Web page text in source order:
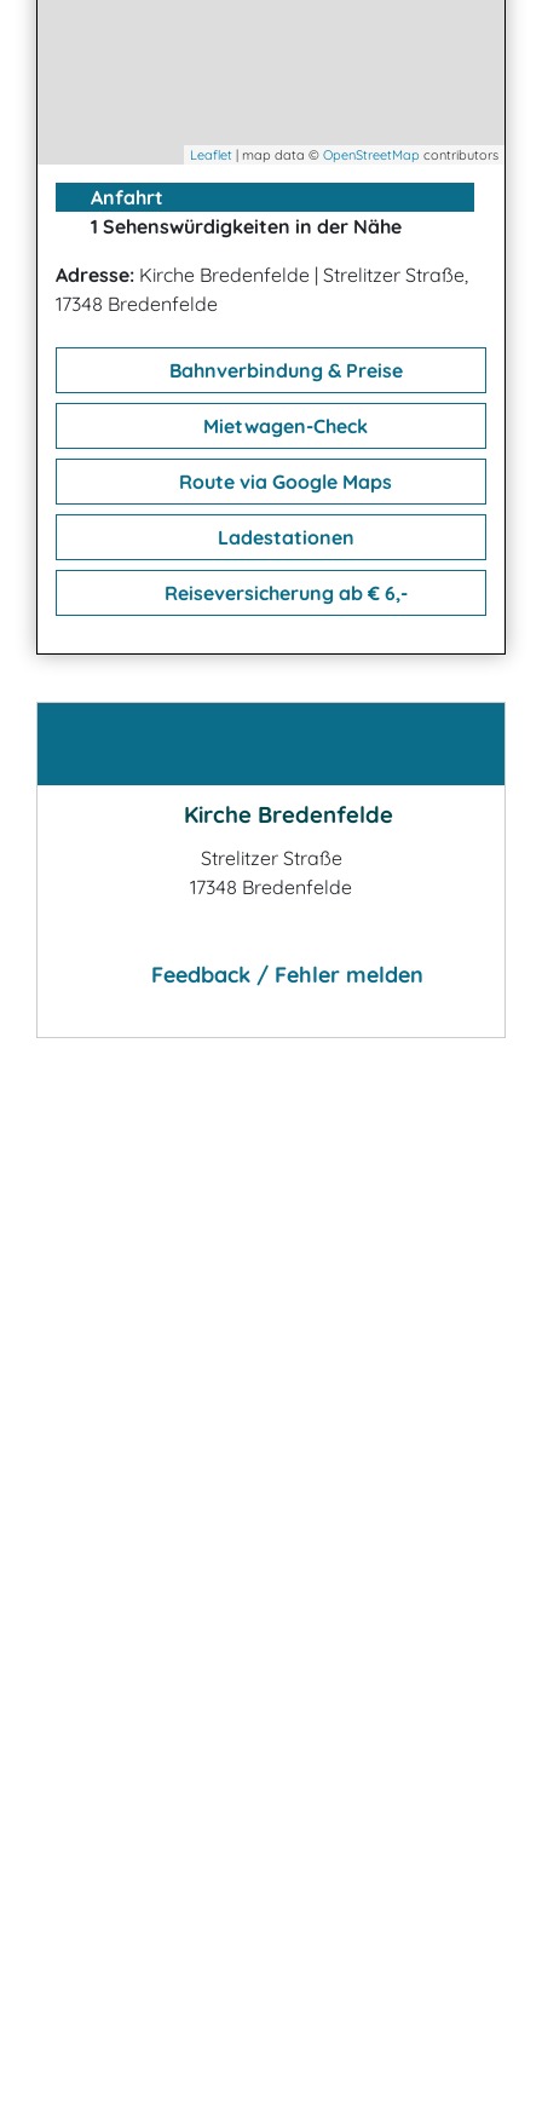
Leaflet | map data © OpenStreetMap contributors
Anfahrt
1 Sehenswürdigkeiten in der Nähe
Adresse: Kirche Bredenfelde | Strelitzer Straße,
17348 Bredenfelde
Bahnverbindung & Preise
Mietwagen-Check
Route via Google Maps
Ladestationen
Reiseversicherung ab € 6,-
Kirche Bredenfelde
Strelitzer Straße
17348 Bredenfelde
Feedback / Fehler melden